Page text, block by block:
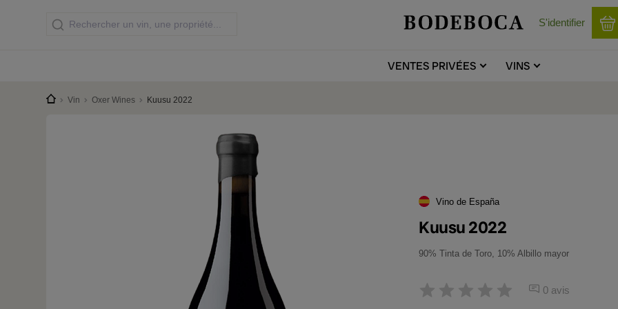
S'identifier
VENTES PRIVÉES VINS
Vin Oxer Wines Kuusu 2022
Vino de España
Kuusu 2022
90% Tinta de Toro, 10% Albillo mayor
0 avis